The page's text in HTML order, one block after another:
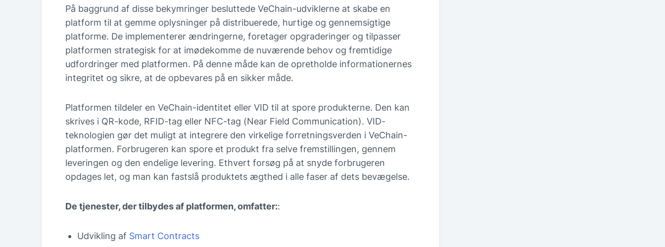
På baggrund af disse bekymringer besluttede VeChain-udviklerne at skabe en
platform til at gemme oplysninger på distribuerede, hurtige og gennemsigtige
platforme. De implementerer ændringerne, foretager opgraderinger og tilpasser
platformen strategisk for at imødekomme de nuværende behov og fremtidige
udfordringer med platformen. På denne måde kan de opretholde informationernes
integritet og sikre, at de opbevares på en sikker måde.
Platformen tildeler en VeChain-identitet eller VID til at spore produkterne. Den kan
skrives i QR-kode, RFID-tag eller NFC-tag (Near Field Communication). VID-
teknologien gør det muligt at integrere den virkelige forretningsverden i VeChain-
platformen. Forbrugeren kan spore et produkt fra selve fremstillingen, gennem
leveringen og den endelige levering. Ethvert forsøg på at snyde forbrugeren
opdages let, og man kan fastslå produktets ægthed i alle faser af dets bevægelse.
De tjenester, der tilbydes af platformen, omfatter::
Udvikling af Smart Contracts